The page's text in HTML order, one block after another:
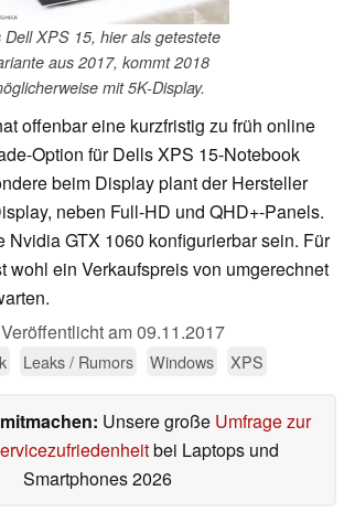
Dell XPS 15, hier als getestete
aus 2017, kommt 2018
mit 5K-Display.
offenbar eine kurzfristig zu früh online
Option für Dells XPS 15-Notebook
beim Display plant der Hersteller
neben Full-HD und QHD+-Panels.
Nvidia GTX 1060 konfigurierbar sein. Für
wohl ein Verkaufspreis von umgerechnet
Veröffentlicht am09.11.2017
Leaks / Rumors Windows XPS
Unsere große Umfrage zur
bei Laptops und
Smartphones 2026